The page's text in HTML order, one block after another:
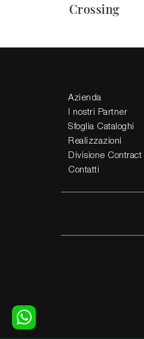
Crossing
Azienda
I nostri Partner
Sfoglia Cataloghi
Realizzazioni
Divisione Contract
Contatti